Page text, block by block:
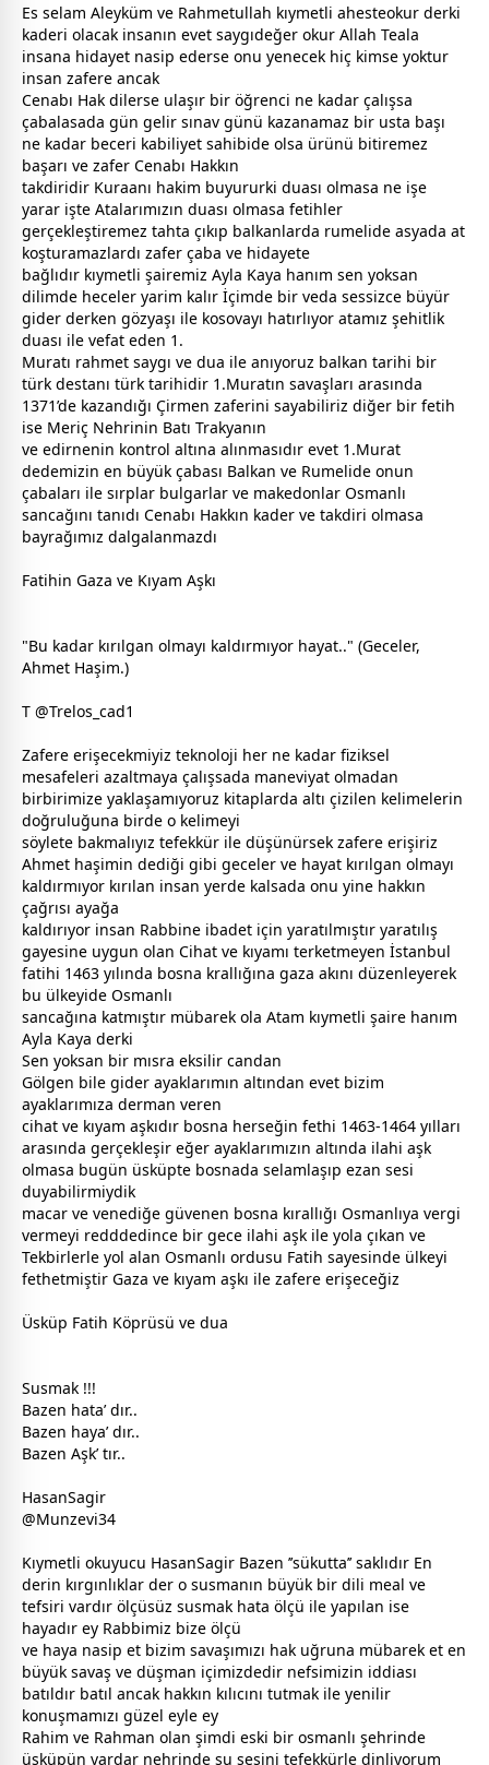
Es selam Aleyküm ve Rahmetullah kıymetli ahesteokur derki
kaderi olacak insanın evet saygıdeğer okur Allah Teala
insana hidayet nasip ederse onu yenecek hiç kimse yoktur
insan zafere ancak
Cenabı Hak dilerse ulaşır bir öğrenci ne kadar çalışsa
çabalasada gün gelir sınav günü kazanamaz bir usta başı
ne kadar beceri kabiliyet sahibide olsa ürünü bitiremez
başarı ve zafer Cenabı Hakkın
takdiridir Kuraanı hakim buyururki duası olmasa ne işe
yarar işte Atalarımızın duası olmasa fetihler
gerçekleştiremez tahta çıkıp balkanlarda rumelide asyada at
koşturamazlardı zafer çaba ve hidayete
bağlıdır kıymetli şairemiz Ayla Kaya hanım sen yoksan
dilimde heceler yarim kalır İçimde bir veda sessizce büyür
gider derken gözyaşı ile kosovayı hatırlıyor atamız şehitlik
duası ile vefat eden 1.
Muratı rahmet saygı ve dua ile anıyoruz balkan tarihi bir
türk destanı türk tarihidir 1.Muratın savaşları arasında
1371’de kazandığı Çirmen zaferini sayabiliriz diğer bir fetih
ise Meriç Nehrinin Batı Trakyanın
ve edirnenin kontrol altına alınmasıdır evet 1.Murat
dedemizin en büyük çabası Balkan ve Rumelide onun
çabaları ile sırplar bulgarlar ve makedonlar Osmanlı
sancağını tanıdı Cenabı Hakkın kader ve takdiri olmasa
bayrağımız dalgalanmazdı
Fatihin Gaza ve Kıyam Aşkı
"Bu kadar kırılgan olmayı kaldırmıyor hayat.." (Geceler,
Ahmet Haşim.)
T @Trelos_cad1
Zafere erişecekmiyiz teknoloji her ne kadar fiziksel
mesafeleri azaltmaya çalışsada maneviyat olmadan
birbirimize yaklaşamıyoruz kitaplarda altı çizilen kelimelerin
doğruluğuna birde o kelimeyi
söylete bakmalıyız tefekkür ile düşünürsek zafere erişiriz
Ahmet haşimin dediği gibi geceler ve hayat kırılgan olmayı
kaldırmıyor kırılan insan yerde kalsada onu yine hakkın
çağrısı ayağa
kaldırıyor insan Rabbine ibadet için yaratılmıştır yaratılış
gayesine uygun olan Cihat ve kıyamı terketmeyen İstanbul
fatihi 1463 yılında bosna krallığına gaza akını düzenleyerek
bu ülkeyide Osmanlı
sancağına katmıştır mübarek ola Atam kıymetli şaire hanım
Ayla Kaya derki
Sen yoksan bir mısra eksilir candan
Gölgen bile gider ayaklarımın altından evet bizim
ayaklarımıza derman veren
cihat ve kıyam aşkıdır bosna herseğin fethi 1463-1464 yılları
arasında gerçekleşir eğer ayaklarımızın altında ilahi aşk
olmasa bugün üsküpte bosnada selamlaşıp ezan sesi
duyabilirmiydik
macar ve venediğe güvenen bosna kırallığı Osmanlıya vergi
vermeyi redddedince bir gece ilahi aşk ile yola çıkan ve
Tekbirlerle yol alan Osmanlı ordusu Fatih sayesinde ülkeyi
fethetmiştir Gaza ve kıyam aşkı ile zafere erişeceğiz
Üsküp Fatih Köprüsü ve dua
Susmak !!!
Bazen hata’ dır..
Bazen haya’ dır..
Bazen Aşk’ tır..
HasanSagir
@Munzevi34
Kıymetli okuyucu HasanSagir Bazen ’’sükutta’’ saklıdır En
derin kırgınlıklar der o susmanın büyük bir dili meal ve
tefsiri vardır ölçüsüz susmak hata ölçü ile yapılan ise
hayadır ey Rabbimiz bize ölçü
ve haya nasip et bizim savaşımızı hak uğruna mübarek et en
büyük savaş ve düşman içimizdedir nefsimizin iddiası
batıldır batıl ancak hakkın kılıcını tutmak ile yenilir
konuşmamızı güzel eyle ey
Rahim ve Rahman olan şimdi eski bir osmanlı şehrinde
üsküpün vardar nehrinde su sesini tefekkürle dinliyorum